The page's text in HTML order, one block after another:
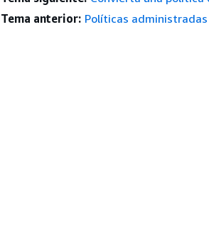
Tema anterior: Políticas